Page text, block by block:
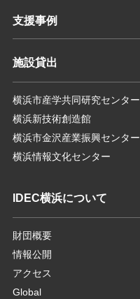
支援事例
施設貸出
横浜市産学共同研究センター
横浜新技術創造館
横浜市金沢産業振興センター
横浜情報文化センター
IDEC横浜について
財団概要
情報公開
アクセス
Global